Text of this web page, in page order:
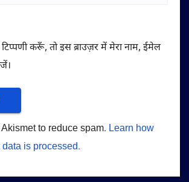
करूँ, तो इस ब्राउज़र में मेरा नाम, ईमेल
to reduce spam. Learn how
is processed.